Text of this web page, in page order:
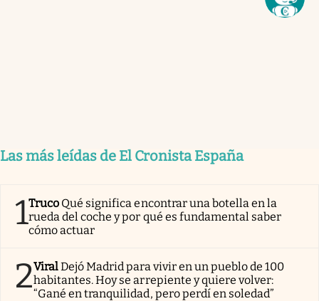
Las más leídas de El Cronista España
1Truco Qué significa encontrar una botella en la
rueda del coche y por qué es fundamental saber
cómo actuar
2ViralDejó Madrid para vivir en un pueblo de 100
habitantes. Hoy se arrepiente y quiere volver:
“Gané en tranquilidad, pero perdí en soledad”